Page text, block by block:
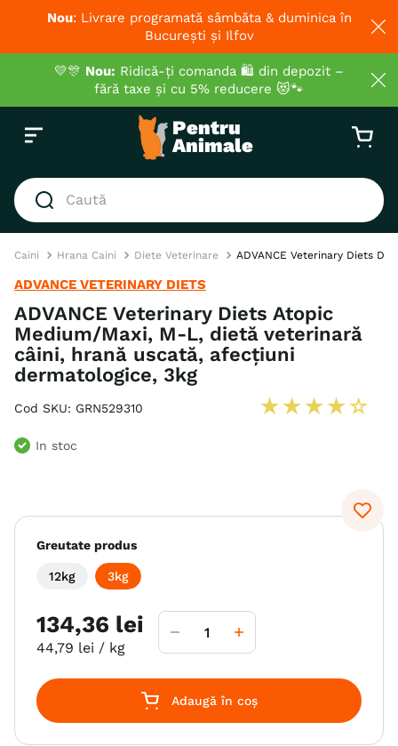
Nou: Livrare programată sâmbăta & duminica în
București și Ilfov
💛🎊 Nou: Ridică-ți comanda 🛍️ din depozit –
fără taxe și cu 5% reducere 😻🐾
Caută
3. hrana uscata pisici
4. recompense
7.
hypoallergenic
9. brit caini
10. recompense caini
Caini Hrana Caini Diete Veterinare ADVANCE Veterinary Diets
ADVANCE VETERINARY DIETS
ADVANCE Veterinary Diets Atopic
Medium/Maxi, M-L, dietă veterinară
câini, hrană uscată, afecțiuni
dermatologice, 3kg
Cod SKU: GRN529310 ★★★★☆
In stoc
Greutate produs
12kg 3kg
134,36 lei
44,79 lei / kg
Adaugă în coș